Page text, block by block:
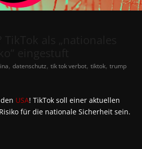
, datenschutz, tik tok verbot, tiktok, trump
USA! TikTok soll einer aktuellen
für die nationale Sicherheit sein.